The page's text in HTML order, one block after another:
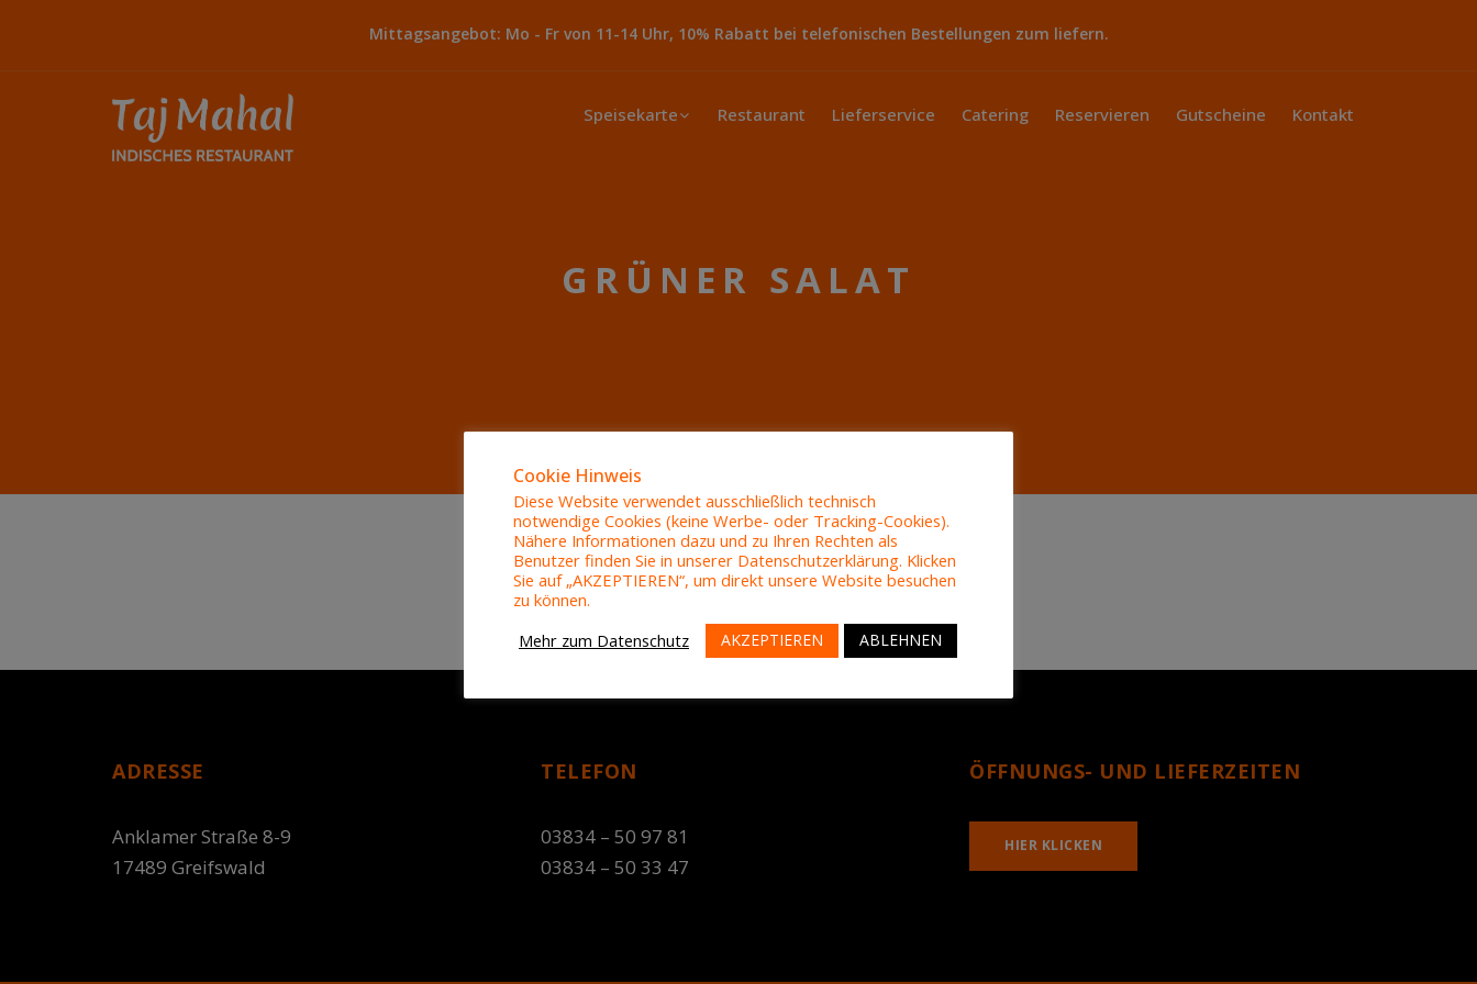
Mittagsangebot: Mo - Fr von 11-14 Uhr, 10% Rabatt bei telefonischen Bestellungen zum liefern.
Speisekarte Restaurant Lieferservice Catering Reservieren Gutscheine Kontakt
GRÜNER SALAT
ADRESSE
Anklamer Straße 8-9
17489 Greifswald
TELEFON
03834 – 50 97 81
03834 – 50 33 47
ÖFFNUNGS- UND LIEFERZEITEN
HIER KLICKEN
Cookie Hinweis
Diese Website verwendet ausschließlich technisch
notwendige Cookies (keine Werbe- oder Tracking-Cookies).
Nähere Informationen dazu und zu Ihren Rechten als
Benutzer finden Sie in unserer Datenschutzerklärung. Klicken
Sie auf „AKZEPTIEREN“, um direkt unsere Website besuchen
zu können.
Mehr zum Datenschutz
AKZEPTIEREN ABLEHNEN